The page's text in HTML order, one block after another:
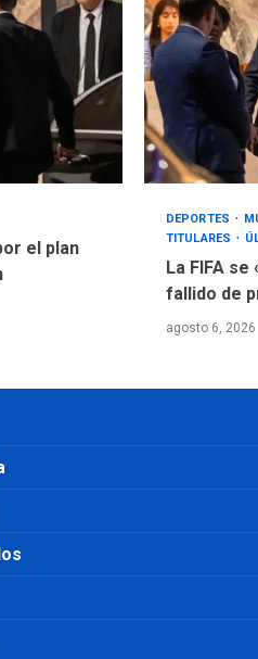
el plan
DEPORTES
TITULARES
La FIFA
fallido de
agosto 6, 2026